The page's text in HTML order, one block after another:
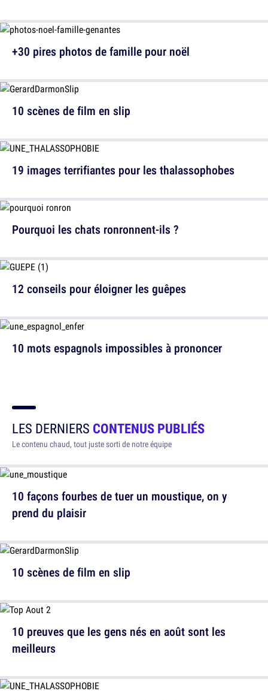
10 scènes de film en slip
Pourquoi les chats ronronnent-ils ?
10 mots espagnols impossibles à prononcer
+30 pires photos de famille pour noël
19 images terrifiantes pour les thalassophobes
12 conseils pour éloigner les guêpes
LES DERNIERS CONTENUS PUBLIÉS
Le contenu chaud, tout juste sorti de notre équipe
10 façons fourbes de tuer un moustique, on y
prend du plaisir
10 preuves que les gens nés en août sont les
meilleurs
10 scènes de film en slip